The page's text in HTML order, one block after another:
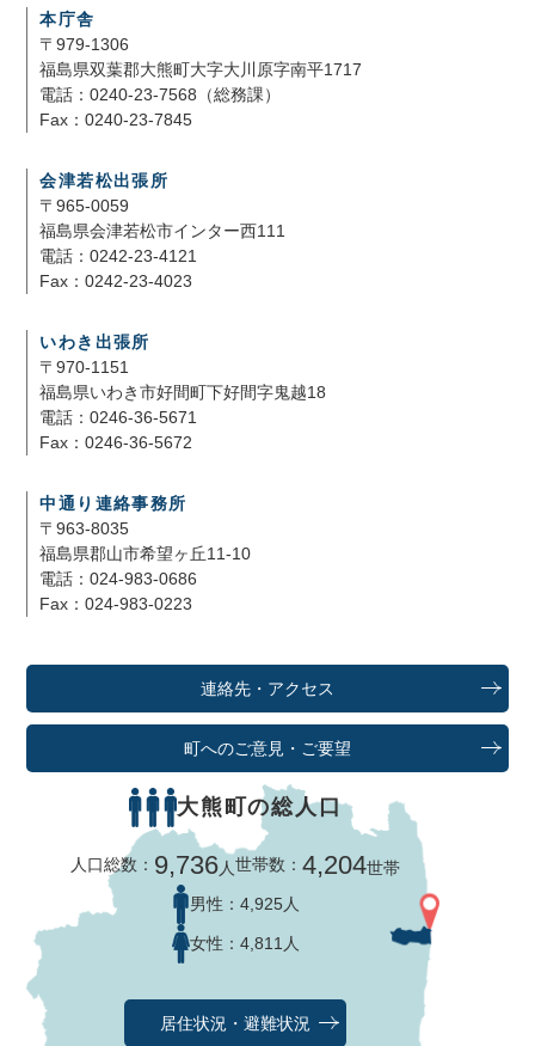
本庁舎
〒979-1306
福島県双葉郡大熊町大字大川原字南平1717
電話：0240-23-7568（総務課）
Fax：0240-23-7845
会津若松出張所
〒965-0059
福島県会津若松市インター西111
電話：0242-23-4121
Fax：0242-23-4023
いわき出張所
〒970-1151
福島県いわき市好間町下好間字鬼越18
電話：0246-36-5671
Fax：0246-36-5672
中通り連絡事務所
〒963-8035
福島県郡山市希望ヶ丘11-10
電話：024-983-0686
Fax：024-983-0223
連絡先・アクセス
町へのご意見・ご要望
大熊町の総人口
人口総数： 9,736人世帯数：4,204世帯
男性： 4,925人
女性： 4,811人
居住状況・避難状況